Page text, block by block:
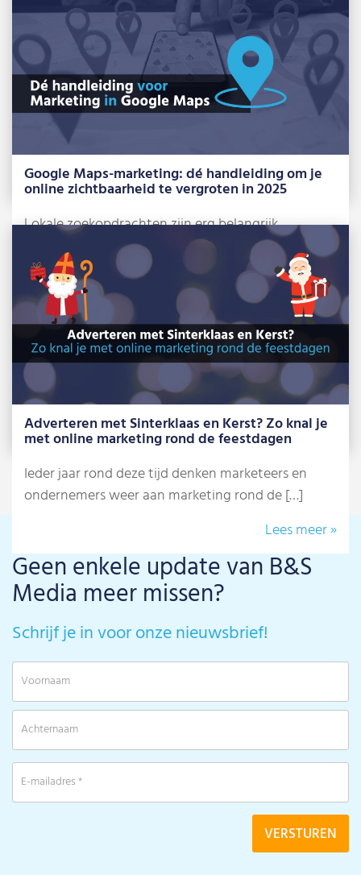
Lees meer »
Google Maps-marketing: dé handleiding om je
online zichtbaarheid te vergroten in 2025
Lokale zoekopdrachten zijn erg belangrijk
geworden voor grote én kleinere bedrijven. Of je
nu […]
Lees meer »
Adverteren met Sinterklaas en Kerst? Zo knal je
met online marketing rond de feestdagen
Ieder jaar rond deze tijd denken marketeers en
ondernemers weer aan marketing rond de […]
Lees meer »
Geen enkele update van B&S
Media meer missen?
Schrijf je in voor onze nieuwsbrief!